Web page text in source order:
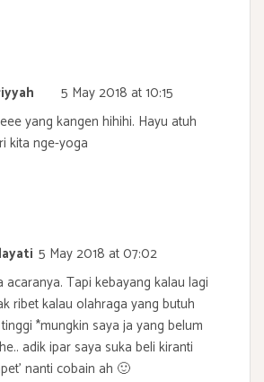
5 May 2018 at 10:15
yang kangen hihihi. Hayu atuh
kita nge-yoga
5 May 2018 at 07:02
acaranya. Tapi kebayang kalau lagi
ribet kalau olahraga yang butuh
*mungkin saya ja yang belum
adik ipar saya suka beli kiranti
nanti cobain ah 🙂